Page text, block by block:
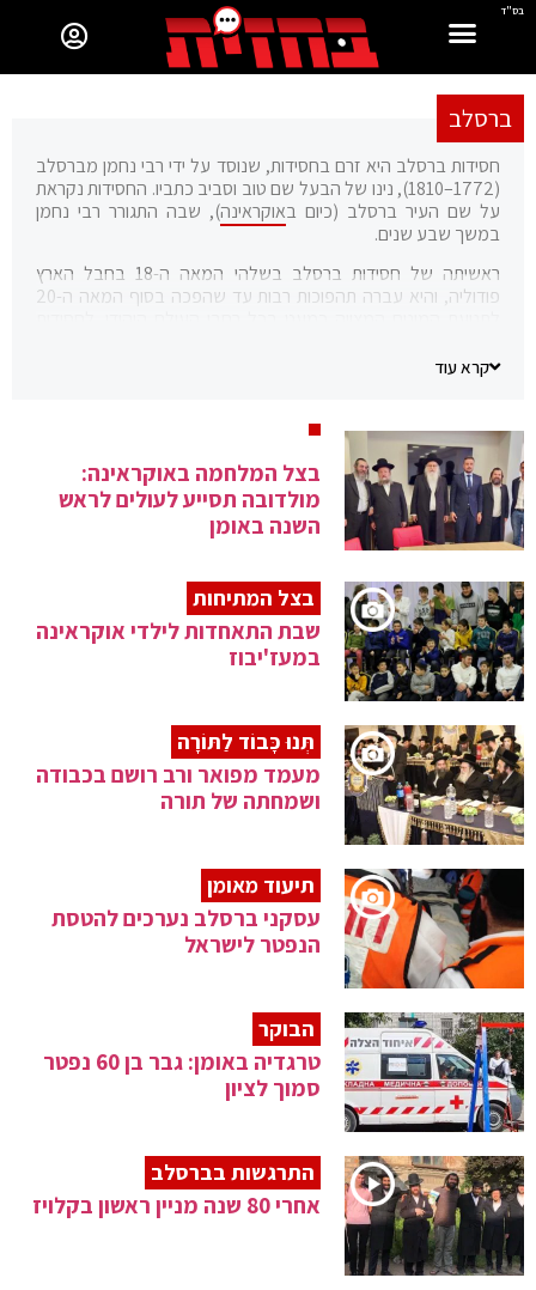
בס"ד
ברסלב
חסידות ברסלב היא זרם בחסידות, שנוסד על ידי רבי נחמן מברסלב
(1772–1810), נינו של הבעל שם טוב וסביב כתביו. החסידות נקראת
על שם העיר ברסלב (כיום באוקראינה), שבה התגורר רבי נחמן
במשך שבע שנים.
ראשיתה של חסידות ברסלב בשלהי המאה ה-18 בחבל הארץ
פודוליה, והיא עברה תהפוכות רבות עד שהפכה בסוף המאה ה-20
קרא עוד
בצל המלחמה באוקראינה:
מולדובה תסייע לעולים לראש
השנה באומן
בצל המתיחות
שבת התאחדות לילדי אוקראינה
במעז'יבוז
תְּנוּ כָּבוֹד לַתּוֹרָה
מעמד מפואר ורב רושם בכבודה
ושמחתה של תורה
תיעוד מאומן
עסקני ברסלב נערכים להטסת
הנפטר לישראל
הבוקר
טרגדיה באומן: גבר בן 60 נפטר
סמוך לציון
התרגשות בברסלב
אחרי 80 שנה מניין ראשון בקלויז